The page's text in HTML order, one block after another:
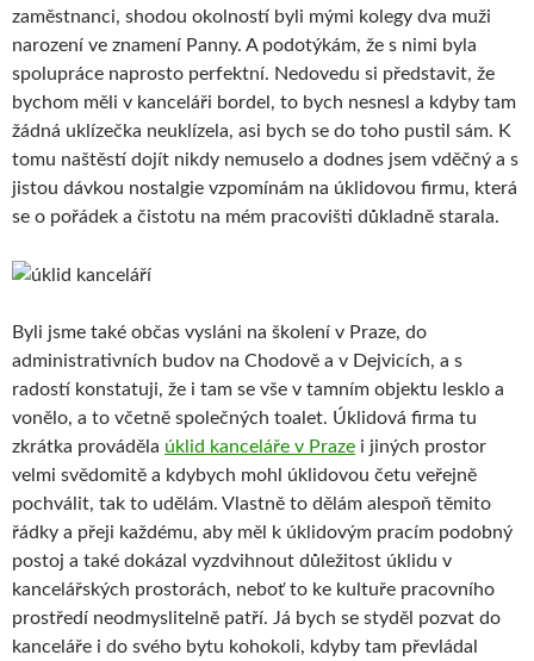
zaměstnanci, shodou okolností byli mými kolegy dva muži
narození ve znamení Panny. A podotýkám, že s nimi byla
spolupráce naprosto perfektní. Nedovedu si představit, že
bychom měli v kanceláři bordel, to bych nesnesl a kdyby tam
žádná uklízečka neuklízela, asi bych se do toho pustil sám. K
tomu naštěstí dojít nikdy nemuselo a dodnes jsem vděčný a s
jistou dávkou nostalgie vzpomínám na úklidovou firmu, která
se o pořádek a čistotu na mém pracovišti důkladně starala.
Byli jsme také občas vysláni na školení v Praze, do
administrativních budov na Chodově a v Dejvicích, a s
radostí konstatuji, že i tam se vše v tamním objektu lesklo a
vonělo, a to včetně společných toalet. Úklidová firma tu
zkrátka prováděla úklid kanceláře v Praze i jiných prostor
velmi svědomitě a kdybych mohl úklidovou četu veřejně
pochválit, tak to udělám. Vlastně to dělám alespoň těmito
řádky a přeji každému, aby měl k úklidovým pracím podobný
postoj a také dokázal vyzdvihnout důležitost úklidu v
kancelářských prostorách, neboť to ke kultuře pracovního
prostředí neodmyslitelně patří. Já bych se styděl pozvat do
kanceláře i do svého bytu kohokoli, kdyby tam převládal